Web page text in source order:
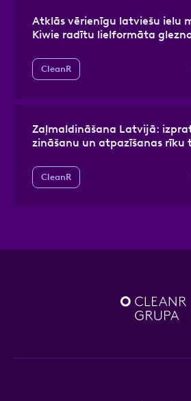
Atklās vērienīgu latviešu ielu
Kiwie radītu lielformāta
CleanR
Zaļmaldināšana Latvijā:
zināšanu un atpazīšanas rīku
CleanR